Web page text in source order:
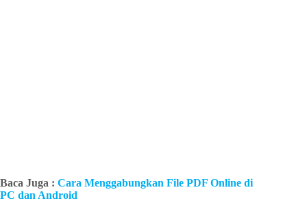
Baca Juga : Cara Menggabungkan File PDF Online di
PC dan Android